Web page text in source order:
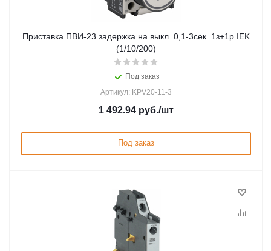
Приставка ПВИ-23 задержка на выкл. 0,1-3сек. 1з+1р IEK
(1/10/200)
Под заказ
Артикул: KPV20-11-3
1 492.94 руб./шт
Под заказ